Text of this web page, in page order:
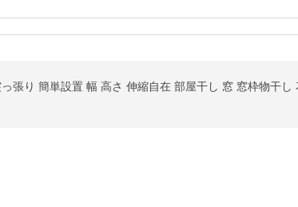
張り 簡単設置 幅 高さ 伸縮自在 部屋干し 窓 窓枠物干